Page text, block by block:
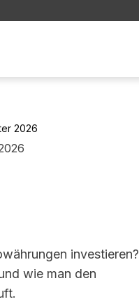
2026
investieren?
wie man den